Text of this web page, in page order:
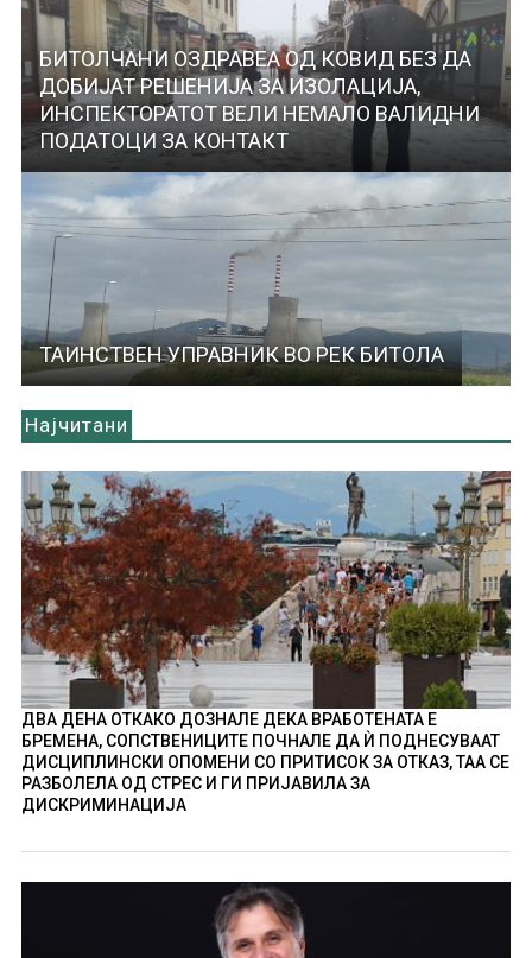
БИТОЛЧАНИ ОЗДРАВЕА ОД КОВИД БЕЗ ДА
ДОБИЈАТ РЕШЕНИЈА ЗА ИЗОЛАЦИЈА,
ИНСПЕКТОРАТОТ ВЕЛИ НЕМАЛО ВАЛИДНИ
ПОДАТОЦИ ЗА КОНТАКТ
ТАИНСТВЕН УПРАВНИК ВО РЕК БИТОЛА
Најчитани
ДВА ДЕНА ОТКАКО ДОЗНАЛЕ ДЕКА ВРАБОТЕНАТА Е
БРЕМЕНА, СОПСТВЕНИЦИТЕ ПОЧНАЛЕ ДА Ѝ ПОДНЕСУВААТ
ДИСЦИПЛИНСКИ ОПОМЕНИ СО ПРИТИСОК ЗА ОТКАЗ, ТАА СЕ
РАЗБОЛЕЛА ОД СТРЕС И ГИ ПРИЈАВИЛА ЗА
ДИСКРИМИНАЦИЈА